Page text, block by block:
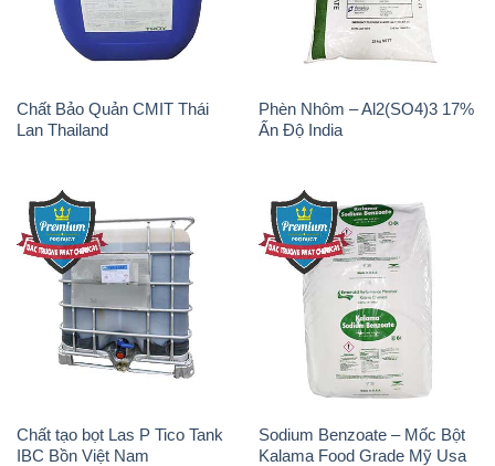
Chất Bảo Quản CMIT Thái
Lan Thailand
Phèn Nhôm – Al2(SO4)3 17%
Ấn Độ India
Chất tạo bọt Las P Tico Tank
IBC Bồn Việt Nam
Sodium Benzoate – Mốc Bột
Kalama Food Grade Mỹ Usa